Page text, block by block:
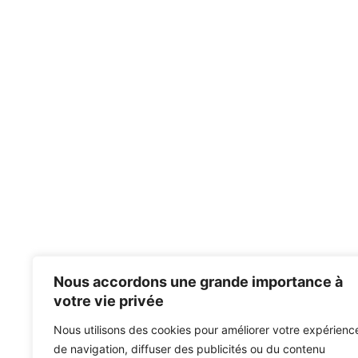
Nous accordons une grande importance à
votre vie privée
Nous utilisons des cookies pour améliorer votre
de navigation, diffuser des publicités ou du contenu